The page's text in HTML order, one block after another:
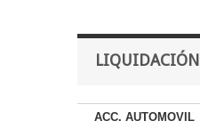
LIQUIDACIÓN
ACC. AUTOMOVIL